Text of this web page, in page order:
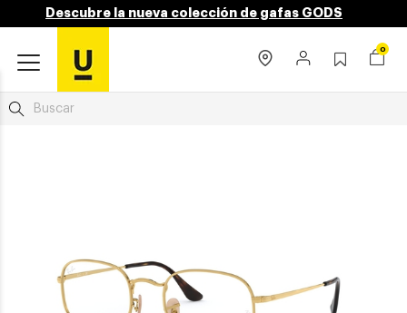
Descubre la nueva colección de gafas GODS
0